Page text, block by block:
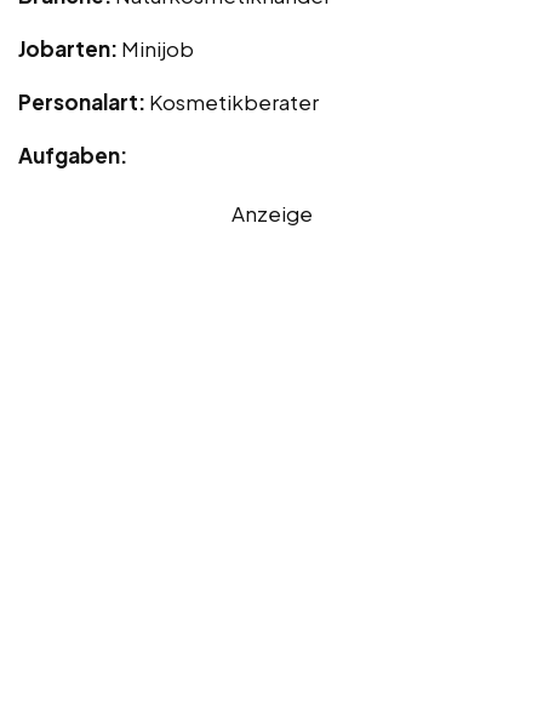
Jobarten: Minijob
Personalart: Kosmetikberater
Aufgaben:
Anzeige